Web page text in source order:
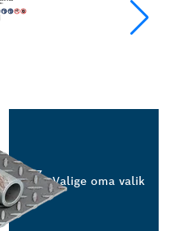
Valige oma valik